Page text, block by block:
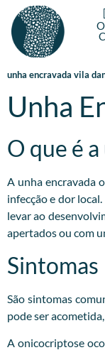
unha encravada vila
Unha
O que é
A unha encravada
infecção e dor
levar ao
apertados ou com
Sintomas
São sintomas
pode ser
A onicocriptose